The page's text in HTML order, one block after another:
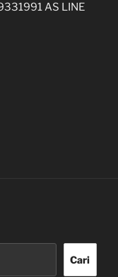
AS LINE
Cari